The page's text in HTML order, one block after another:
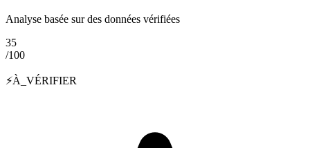
Analyse basée sur des données vérifiées
35
/100
⚡À_VÉRIFIER